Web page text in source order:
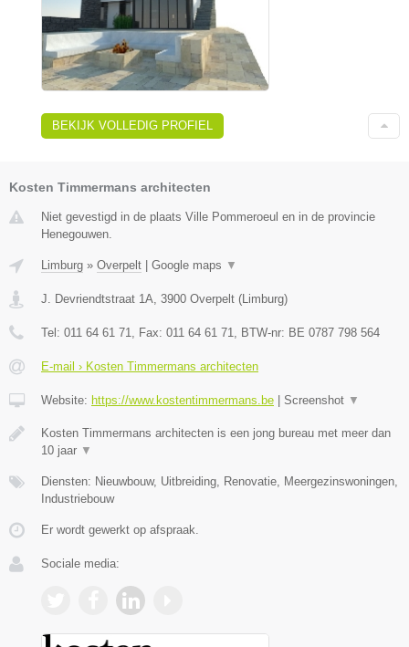
BEKIJK VOLLEDIG PROFIEL
Kosten Timmermans architecten
Niet gevestigd in de plaats Ville Pommeroeul en in de provincie
Henegouwen.
Limburg » Overpelt Google maps ▼
J. Devriendtstraat 1A, 3900 Overpelt (Limburg)
Tel: 011 64 61 71, Fax: 011 64 61 71, BTW-nr: BE 0787 798 564
E-mail › Kosten Timmermans architecten
Website: https://www.kostentimmermans.be Screenshot ▼
Kosten Timmermans architecten is een jong bureau met meer dan
10 jaar ▼
Diensten: Nieuwbouw, Uitbreiding, Renovatie, Meergezinswoningen,
Industriebouw
Er wordt gewerkt op afspraak.
Sociale media: